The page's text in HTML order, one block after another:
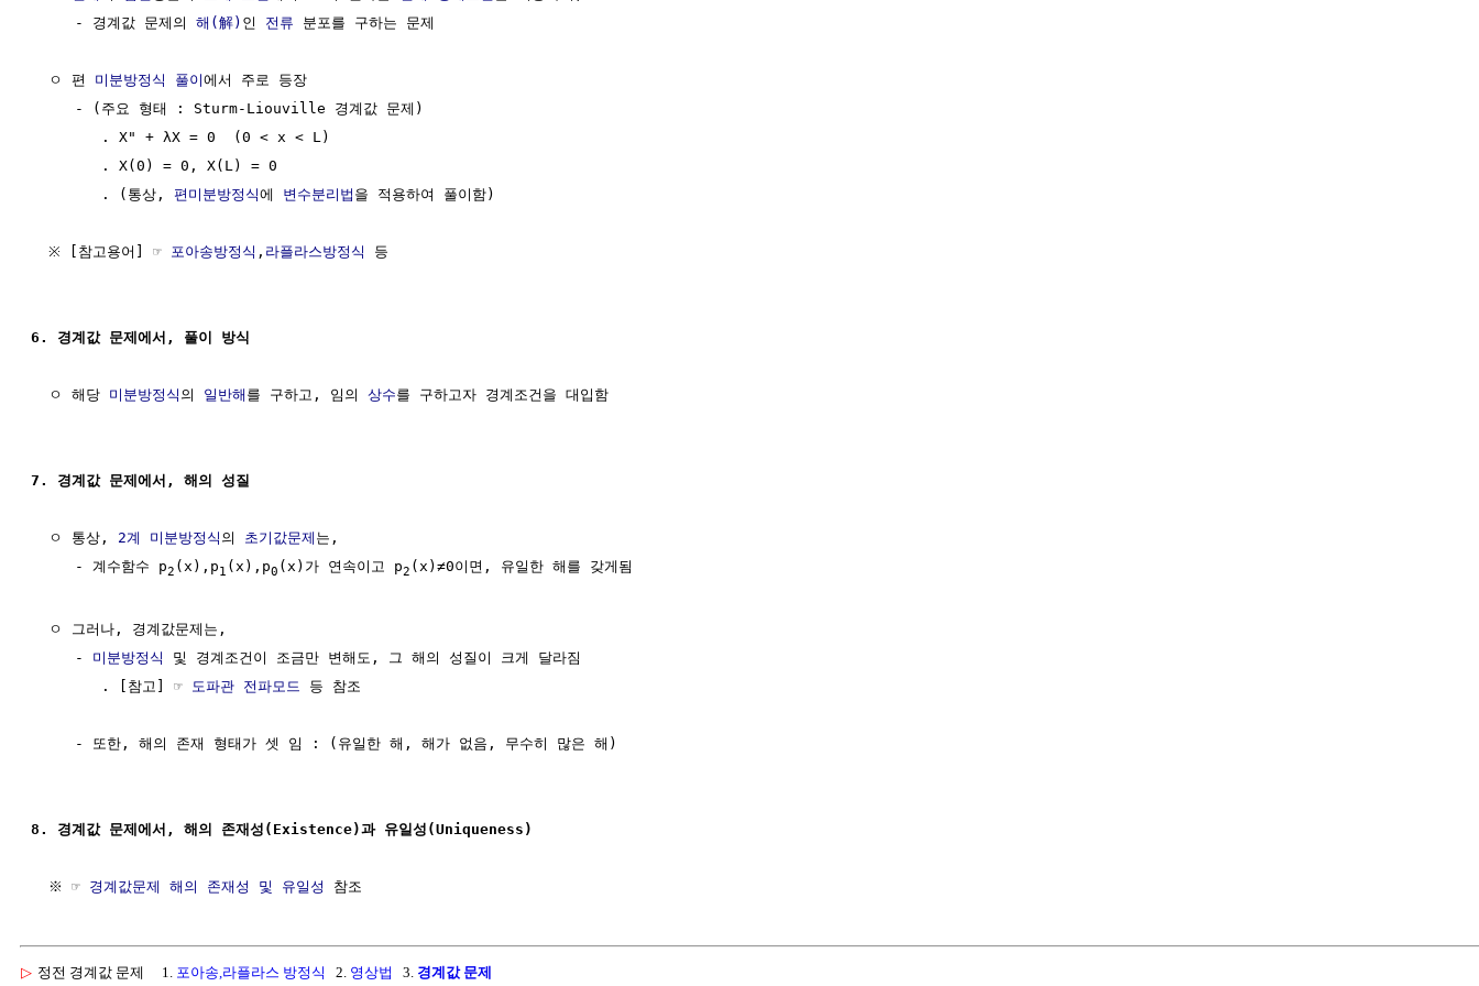
     - 경계값 문제의
해(解) 인 전류 분포를 구하는 문제
  ㅇ 편
미분방정식 풀이에서 주로 등장
     - (주요 형태 : Sturm-Liouville 경계값 문제)
        . X" + λX = 0  (0 < x < L)
        . X(0) = 0, X(L) = 0
        . (통상,
편미분방정식에 변수분리법 을 적용하여 풀이함)
  ※ [참고용어] ☞
포아송방정식 , 라플라스방정식 등
6. 경계값 문제에서, 풀이 방식
  ㅇ 해당
미분방정식 의 일반해 를 구하고, 임의 상수를 구하고자 경계조건을 대입함
7. 경계값 문제에서, 해의 성질
  ㅇ 통상,
2계 미분방정식 의 초기값문제 는,
     - 계수함수 p
2 (x),p1 (x),p0 (x)가 연속이고 p2 (x)≠0이면, 유일한 해를 갖게됨
  ㅇ 그러나, 경계값문제는,
     -
미분방정식
및 경계조건이 조금만 변해도, 그 해의 성질이 크게 달라짐
        . [참고] ☞
도파관 전파모드 등 참조
     - 또한, 해의 존재 형태가 셋 임 : (유일한 해, 해가 없음, 무수히 많은 해)
8. 경계값 문제에서, 해의 존재성(Existence)과 유일성(Uniqueness)
  ※ ☞
경계값문제 해의 존재성 및 유일성
▷ 정전 경계값 문제 1. 포아송,라플라스 방정식 2. 영상법 3. 경계값 문제